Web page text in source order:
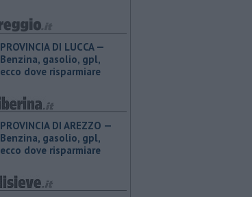
PROVINCIA DI LUCCA — ​
Benzina, gasolio, gpl,
ecco dove risparmiare
PROVINCIA DI AREZZO — ​
Benzina, gasolio, gpl,
ecco dove risparmiare